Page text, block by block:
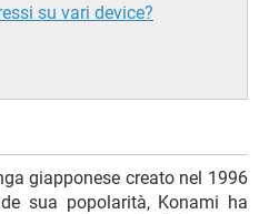
su vari device?
giapponese creato nel 1996
sua popolarità, Konami ha